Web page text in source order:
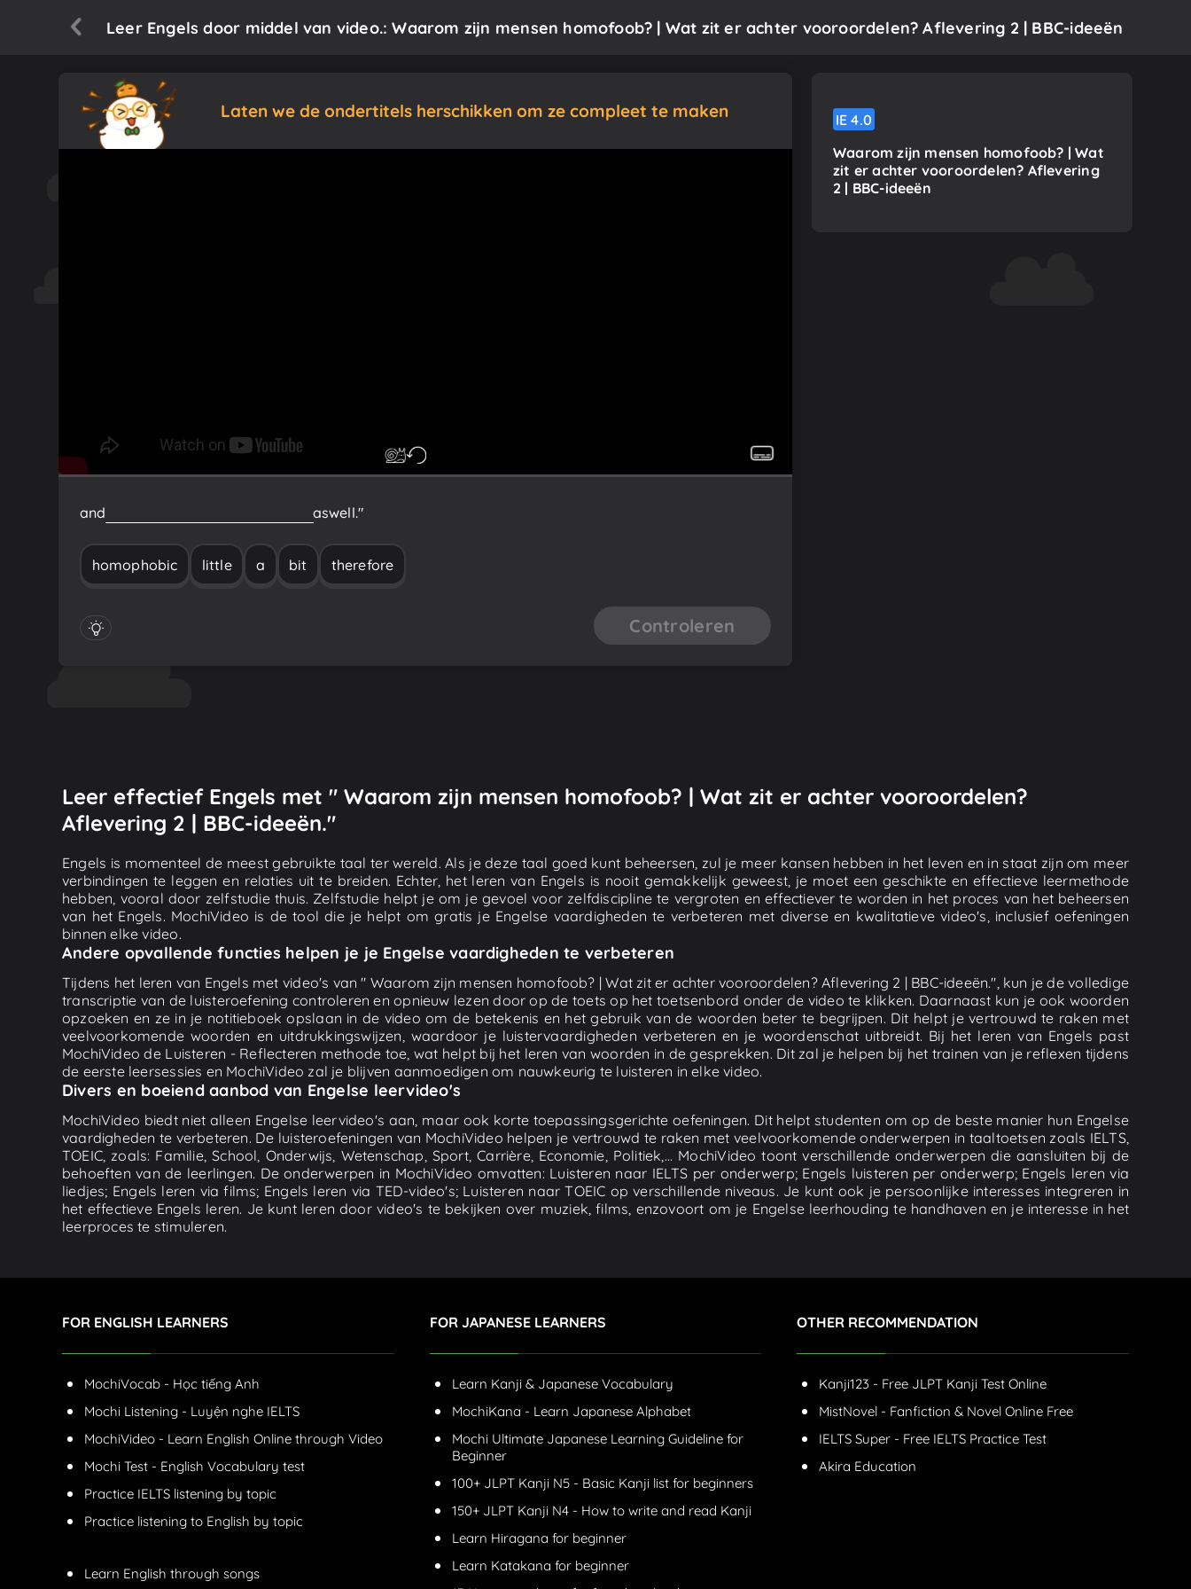
Leer Engels door middel van video.: Waarom zijn mensen homofoob? | Wat zit er achter vooroordelen? Aflevering 2 | BBC-ideeën
Laten we de ondertitels herschikken om ze compleet te maken
and aswell."
homophobic little a bit therefore
Controleren
IE4.0
Waarom zijn mensen homofoob? | Wat
zit er achter vooroordelen? Aflevering
2 | BBC-ideeën
Leer effectief Engels met " Waarom zijn mensen homofoob? | Wat zit er achter vooroordelen?
Aflevering 2 | BBC-ideeën."
Engels is momenteel de meest gebruikte taal ter wereld. Als je deze taal goed kunt beheersen, zul je meer kansen hebben in het leven en in staat zijn om meer
verbindingen te leggen en relaties uit te breiden. Echter, het leren van Engels is nooit gemakkelijk geweest, je moet een geschikte en effectieve leermethode
hebben, vooral door zelfstudie thuis. Zelfstudie helpt je om je gevoel voor zelfdiscipline te vergroten en effectiever te worden in het proces van het beheersen
van het Engels. MochiVideo is de tool die je helpt om gratis je Engelse vaardigheden te verbeteren met diverse en kwalitatieve video's, inclusief oefeningen
binnen elke video.
Andere opvallende functies helpen je je Engelse vaardigheden te verbeteren
Tijdens het leren van Engels met video's van " Waarom zijn mensen homofoob? | Wat zit er achter vooroordelen? Aflevering 2 | BBC-ideeën.", kun je de volledige
transcriptie van de luisteroefening controleren en opnieuw lezen door op de toets op het toetsenbord onder de video te klikken. Daarnaast kun je ook woorden
opzoeken en ze in je notitieboek opslaan in de video om de betekenis en het gebruik van de woorden beter te begrijpen. Dit helpt je vertrouwd te raken met
veelvoorkomende woorden en uitdrukkingswijzen, waardoor je luistervaardigheden verbeteren en je woordenschat uitbreidt. Bij het leren van Engels past
MochiVideo de Luisteren - Reflecteren methode toe, wat helpt bij het leren van woorden in de gesprekken. Dit zal je helpen bij het trainen van je reflexen tijdens
de eerste leersessies en MochiVideo zal je blijven aanmoedigen om nauwkeurig te luisteren in elke video.
Divers en boeiend aanbod van Engelse leervideo's
MochiVideo biedt niet alleen Engelse leervideo's aan, maar ook korte toepassingsgerichte oefeningen. Dit helpt studenten om op de beste manier hun Engelse
vaardigheden te verbeteren. De luisteroefeningen van MochiVideo helpen je vertrouwd te raken met veelvoorkomende onderwerpen in taaltoetsen zoals IELTS,
TOEIC, zoals: Familie, School, Onderwijs, Wetenschap, Sport, Carrière, Economie, Politiek,... MochiVideo toont verschillende onderwerpen die aansluiten bij de
behoeften van de leerlingen. De onderwerpen in MochiVideo omvatten: Luisteren naar IELTS per onderwerp; Engels luisteren per onderwerp; Engels leren via
liedjes; Engels leren via films; Engels leren via TED-video's; Luisteren naar TOEIC op verschillende niveaus. Je kunt ook je persoonlijke interesses integreren in
het effectieve Engels leren. Je kunt leren door video's te bekijken over muziek, films, enzovoort om je Engelse leerhouding te handhaven en je interesse in het
leerproces te stimuleren.
FOR ENGLISH LEARNERS
MochiVocab - Học tiếng Anh
Mochi Listening - Luyện nghe IELTS
MochiVideo - Learn English Online through Video
Mochi Test - English Vocabulary test
Practice IELTS listening by topic
Practice listening to English by topic
Learn English through songs
FOR JAPANESE LEARNERS
Learn Kanji & Japanese Vocabulary
MochiKana - Learn Japanese Alphabet
Mochi Ultimate Japanese Learning Guideline for
Beginner
100+ JLPT Kanji N5 - Basic Kanji list for beginners
150+ JLPT Kanji N4 - How to write and read Kanji
Learn Hiragana for beginner
Learn Katakana for beginner
OTHER RECOMMENDATION
Kanji123 - Free JLPT Kanji Test Online
MistNovel - Fanfiction & Novel Online Free
IELTS Super - Free IELTS Practice Test
Akira Education